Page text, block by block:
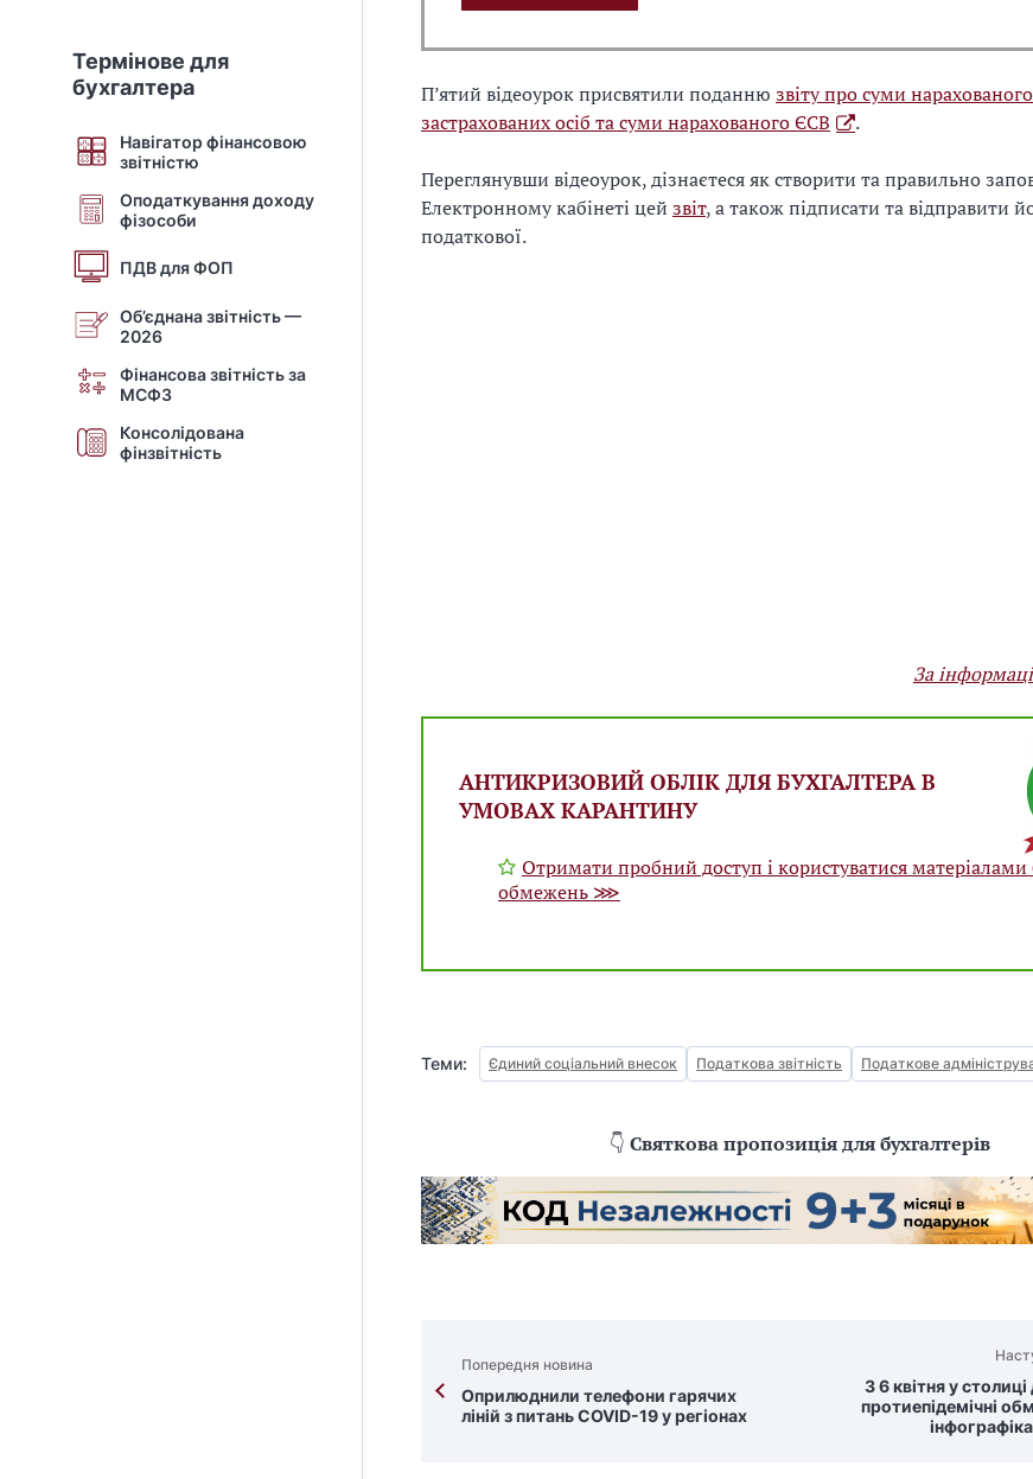
Термінове для
бухгалтера
Навігатор фінансовою
звітністю
Оподаткування доходу
фізособи
ПДВ для ФОП
Об’єднана звітність —
2026
Фінансова звітність за
МСФЗ
Консолідована
фінзвітність
П’ятий відеоурок присвятили поданню звіту про суми
застрахованих осіб та суми нарахованого ЄСВ
.
Переглянувши відеоурок, дізнаєтеся як створити та правильно
Електронному кабінеті цей звіт, а також підписати та відправити
податкової.
За
АНТИКРИЗОВИЙ ОБЛІК ДЛЯ БУХГАЛТЕРА В
УМОВАХ КАРАНТИНУ
Отримати пробний доступ і користуватися матеріалами
обмежень ⋙
Теми: Єдиний соціальний внесок Податкова звітність Податкове
👇 Святкова пропозиція для бухгалтерів
Попередня новина
Оприлюднили телефони гарячих
ліній з питань COVID-19 у регіонах
З 6 квітня у столиці
протиепідемічні